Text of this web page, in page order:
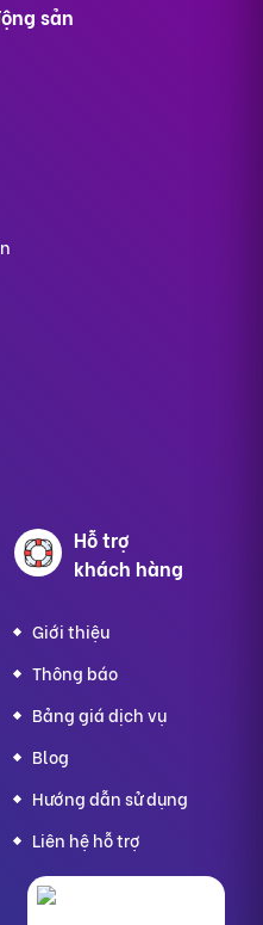
sản
Hỗ trợ
khách hàng
Giới thiệu
Thông báo
Bảng giá dịch vụ
Blog
Hướng dẫn sử dụng
Liên hệ hỗ trợ